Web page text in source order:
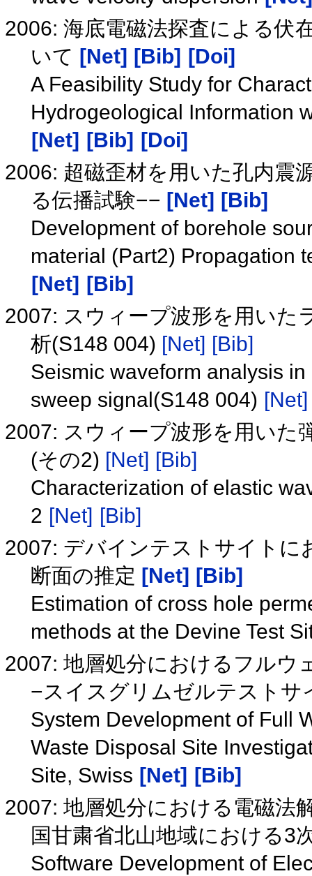
2006: 海底電磁法探査による伏
いて [Net] [Bib] [Doi]
A Feasibility Study for
Hydrogeological Information
[Net] [Bib] [Doi]
2006: 超磁歪材を用いた孔内震
る伝播試験−− [Net] [Bib]
Development of borehole
material (Part2) Propagation
[Net] [Bib]
2007: スウィープ波形を用いた
析(S148 004) [Net] [Bib]
Seismic waveform analysis
sweep signal(S148 004) [Net]
2007: スウィープ波形を用いた
(その2) [Net] [Bib]
Characterization of elastic
2 [Net] [Bib]
2007: デバインテストサイトに
断面の推定 [Net] [Bib]
Estimation of cross hole
methods at the Devine Test
2007: 地層処分におけるフルウ
−スイスグリムゼルテスト
System Development of Full
Waste Disposal Site
Site, Swiss [Net] [Bib]
2007: 地層処分における電磁法
国甘粛省北山地域における3
Software Development of